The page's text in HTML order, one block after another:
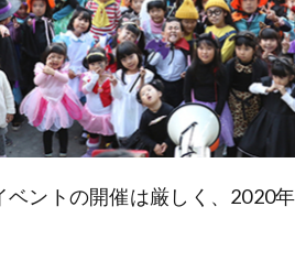
ントの開催は厳しく、2020